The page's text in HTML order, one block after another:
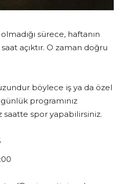
sürece, haftanın
açıktır. O zaman doğru
böylece iş ya da özel
günlük programınız
spor yapabilirsiniz.